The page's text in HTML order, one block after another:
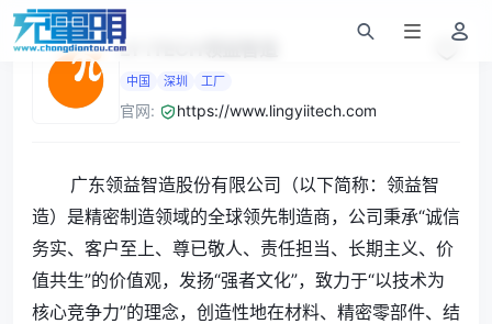
LY iTECH领益智造
中国 深圳 工厂
官网: https://www.lingyiitech.com
广东领益智造股份有限公司（以下简称：领益智
造）是精密制造领域的全球领先制造商，公司秉承“诚信
务实、客户至上、尊已敬人、责任担当、长期主义、价
值共生”的价值观，发扬“强者文化”，致力于“以技术为
核心竞争力”的理念，创造性地在材料、精密零部件、结